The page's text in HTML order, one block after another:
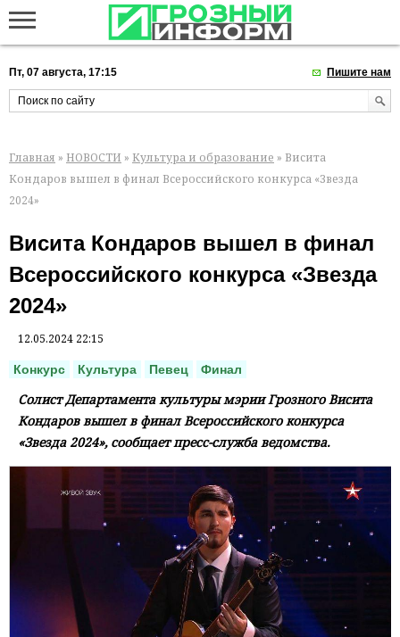
Пт, 07 августа, 17:15 Пишите нам
Главная » НОВОСТИ » Культура и образование » Висита
Кондаров вышел в финал Всероссийского конкурса «Звезда
2024»
Висита Кондаров вышел в финал
Всероссийского конкурса «Звезда
2024»
12.05.2024 22:15
Конкурс Культура Певец Финал
Солист Департамента культуры мэрии Грозного Висита
Кондаров вышел в финал Всероссийского конкурса
«Звезда 2024», сообщает пресс-служба ведомства.